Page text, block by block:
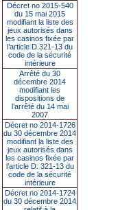
Décret no 2015-540
du 15 mai 2015
modifiant la liste des
jeux autorisés dans
les casinos fixée par
l’article D.321-13 du
code de la sécurité
intérieure
Arrêté du 30
décembre 2014
modifiant les
dispositions de
l’arrêté du 14 mai
2007
Décret no 2014-1726
du 30 décembre 2014
modifiant la liste des
jeux autorisés dans
les casinos fixée par
l’article D. 321-13 du
code de la sécurité
intérieure
Décret no 2014-1724
du 30 décembre 2014